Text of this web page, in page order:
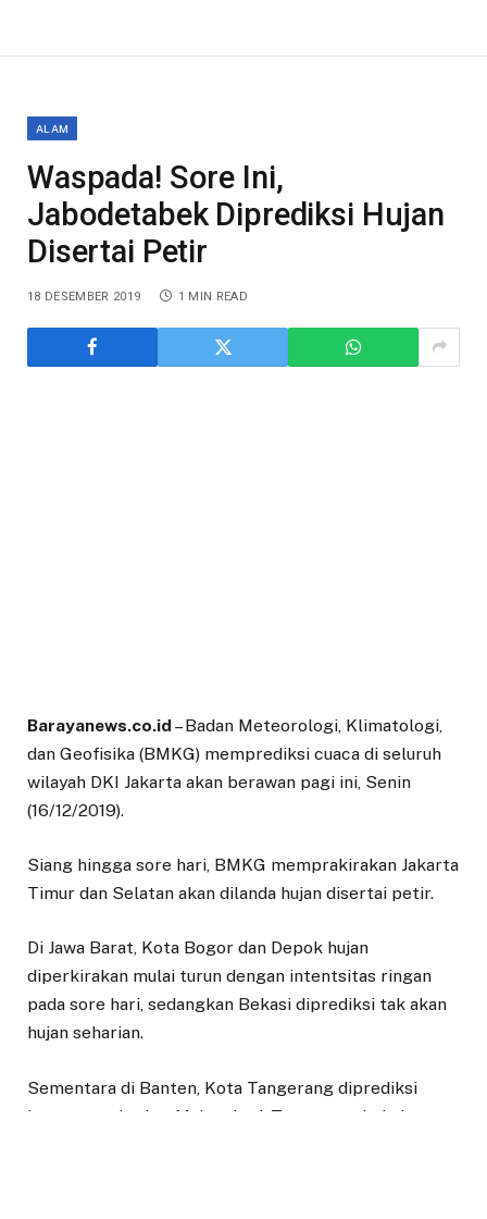
ALAM
Waspada! Sore Ini,
Jabodetabek Diprediksi Hujan
Disertai Petir
18 DESEMBER 2019 1 MIN READ
Barayanews.co.id – Badan Meteorologi, Klimatologi,
dan Geofisika (BMKG) memprediksi cuaca di seluruh
wilayah DKI Jakarta akan berawan pagi ini, Senin
(16/12/2019).
Siang hingga sore hari, BMKG memprakirakan Jakarta
Timur dan Selatan akan dilanda hujan disertai petir.
Di Jawa Barat, Kota Bogor dan Depok hujan
diperkirakan mulai turun dengan intentsitas ringan
pada sore hari, sedangkan Bekasi diprediksi tak akan
hujan seharian.
Sementara di Banten, Kota Tangerang diprediksi
berawan seharian. Malam hari, Tangerang bakal